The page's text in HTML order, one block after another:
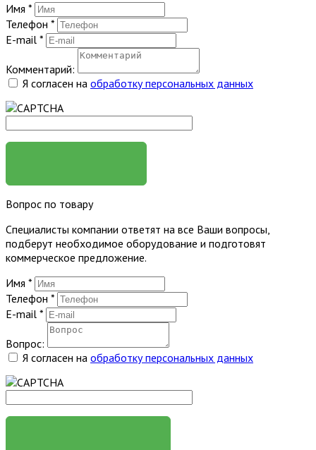
Имя *
Телефон *
E-mail *
Комментарий:
Я согласен на обработку персональных данных
Вопрос по товару
Специалисты компании ответят на все Ваши вопросы,
подберут необходимое оборудование и подготовят
коммерческое предложение.
Имя *
Телефон *
E-mail *
Вопрос:
Я согласен на обработку персональных данных